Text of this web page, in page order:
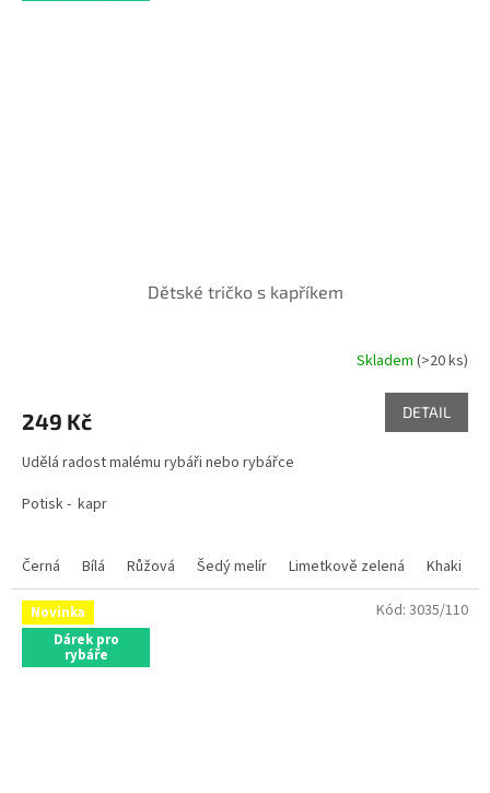
Dětské tričko s kapříkem
Skladem (>20 ks)
249 Kč DETAIL
Udělá radost malému rybáři nebo rybářce
Potisk - kapr
Černá Bílá Růžová Šedý melír Limetkově zelená Khaki
Novinka
Dárek pro
rybáře
Kód: 3035/110